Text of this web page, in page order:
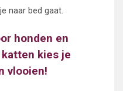
naar bed gaat.
honden en
katten kies je
vlooien!